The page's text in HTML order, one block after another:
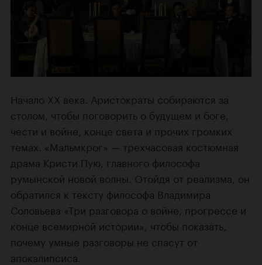
Начало XX века. Аристократы собираются за
столом, чтобы поговорить о будущем и боге,
чести и войне, конце света и прочих громких
темах. «Мальмкрог» — трехчасовая костюмная
драма Кристи Пую, главного философа
румынской новой волны. Отойдя от реализма, он
обратился к тексту философа Владимира
Соловьева «Три разговора о войне, прогрессе и
конце всемирной истории», чтобы показать,
почему умные разговоры не спасут от
апокалипсиса.